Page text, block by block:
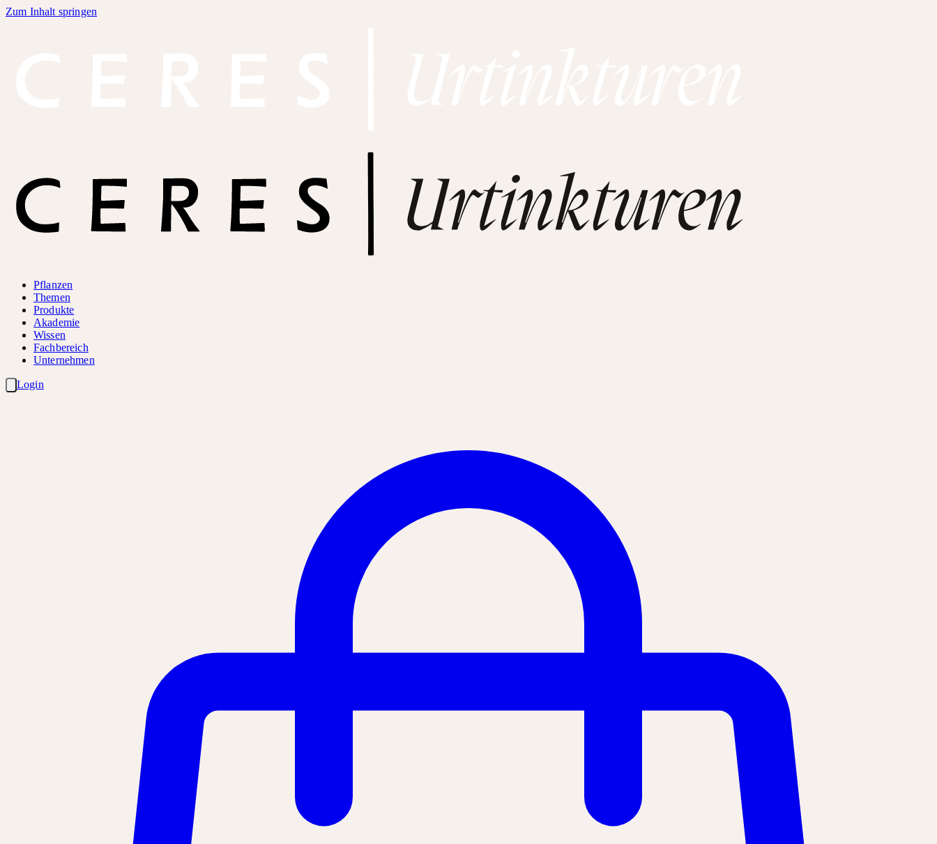
Zum Inhalt springen
Pflanzen
Themen
Produkte
Akademie
Wissen
Fachbereich
Unternehmen
Login